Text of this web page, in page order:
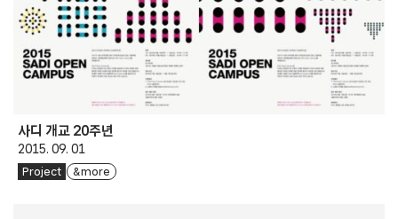
사디 개교 20주년
2015. 09. 01
Project & more